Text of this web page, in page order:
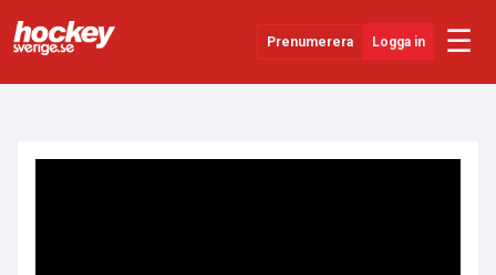
Prenumerera Logga in ☰